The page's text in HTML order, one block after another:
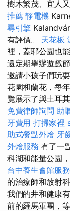
樹木繁茂、宜人
推薦 靜電機
尋引擎 Kalandvár
有評價。 天花板
裡，蓋耶公園也
還定期舉辦遊戲
邀請小孩子們玩
花園和蘭花，每
覽展示了與土耳
免費律師詢問 助
牙費用 打掃家裡
助式餐點外燴 牙
外燴服務 有了一
科湖和能量公園
台中養生會館服務
的治療師和放射
我們的井和健康
前的羅馬軍團，